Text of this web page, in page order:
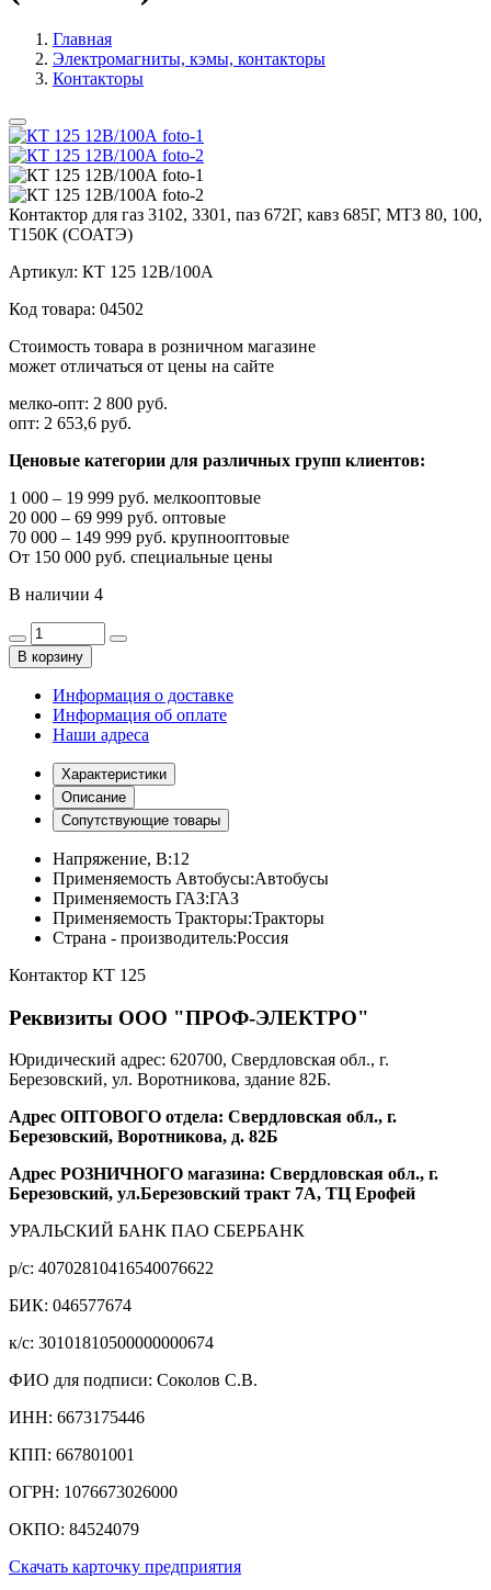
Главная
Электромагниты, кэмы, контакторы
Контакторы
Контактор для газ 3102, 3301, паз 672Г, кавз 685Г, МТЗ 80, 100,
Т150К (СОАТЭ)
Артикул: КТ 125 12В/100А
Код товара: 04502
Стоимость товара в розничном магазине
может отличаться от цены на сайте
мелко-опт: 2 800 руб.
опт: 2 653,6 руб.
Ценовые категории для различных групп клиентов:
1 000 – 19 999 руб. мелкооптовые
20 000 – 69 999 руб. оптовые
70 000 – 149 999 руб. крупнооптовые
От 150 000 руб. специальные цены
В наличии 4
В корзину
Информация о доставке
Информация об оплате
Наши адреса
Характеристики
Описание
Сопутствующие товары
Напряжение, В:12
Применяемость Автобусы:Автобусы
Применяемость ГАЗ:ГАЗ
Применяемость Тракторы:Тракторы
Страна - производитель:Россия
Контактор КТ 125
Реквизиты ООО "ПРОФ-ЭЛЕКТРО"
Юридический адрес: 620700, Свердловская обл., г.
Березовский, ул. Воротникова, здание 82Б.
Адрес ОПТОВОГО отдела: Свердловская обл., г.
Березовский, Воротникова, д. 82Б
Адрес РОЗНИЧНОГО магазина: Свердловская обл., г.
Березовский, ул.Березовский тракт 7А, ТЦ Ерофей
УРАЛЬСКИЙ БАНК ПАО СБЕРБАНК
р/c: 40702810416540076622
БИК: 046577674
к/c: 30101810500000000674
ФИО для подписи: Соколов С.В.
ИНН: 6673175446
КПП: 667801001
ОГРН: 1076673026000
ОКПО: 84524079
Скачать карточку предприятия